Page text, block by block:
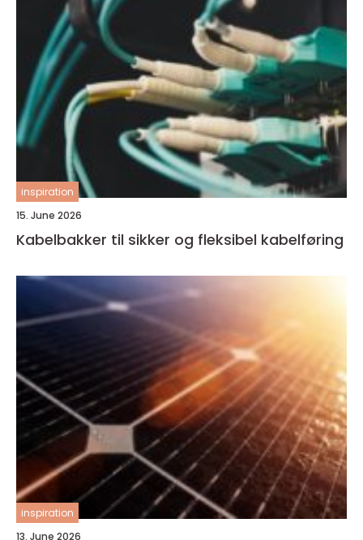
inspiration
15. June 2026
Kabelbakker til sikker og fleksibel kabelføring
inspiration
13. June 2026